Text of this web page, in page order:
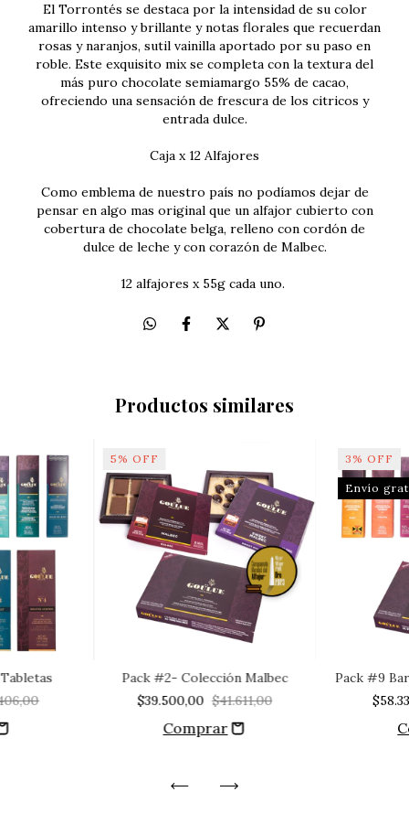
El Torrontés se destaca por la intensidad de su color
amarillo intenso y brillante y notas florales que recuerdan
rosas y naranjos, sutil vainilla aportado por su paso en
roble. Este exquisito mix se completa con la textura del
más puro chocolate semiamargo 55% de cacao,
ofreciendo una sensación de frescura de los citricos y
entrada dulce.
Caja x 12 Alfajores
Como emblema de nuestro país no podíamos dejar de
pensar en algo mas original que un alfajor cubierto con
cobertura de chocolate belga, relleno con cordón de
dulce de leche y con corazón de Malbec.
12 alfajores x 55g cada uno.
Productos similares
5 % OFF
Pack #2- Colección Malbec
$39.500,00 $41.611,00
3 % OFF
Envío
Pack #9